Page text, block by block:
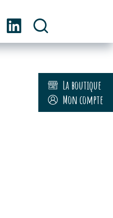
La boutique
Mon compte